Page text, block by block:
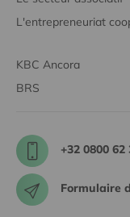
L'entrepreneuriat
KBC Ancora
BRS
+32 0800 62
Formulaire